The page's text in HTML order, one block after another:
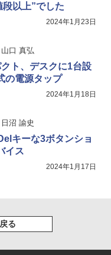
段以上”でした
2024年1月23日
山口 真弘
ト、デスクに1台設
の電源タップ
2024年1月18日
日沼 諭史
キーな3ボタンショ
イス
2024年1月17日
る